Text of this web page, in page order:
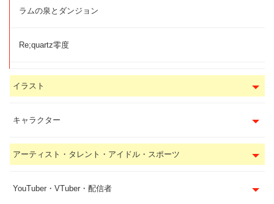
ラムの泉とダンジョン
Re;quartz零度
イラスト
キャラクター
アーティスト・タレント・アイドル・スポーツ
YouTuber・VTuber・配信者